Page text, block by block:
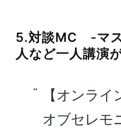
5.対談MC -マス
人など一人講演
【オンラ
オブセレモ